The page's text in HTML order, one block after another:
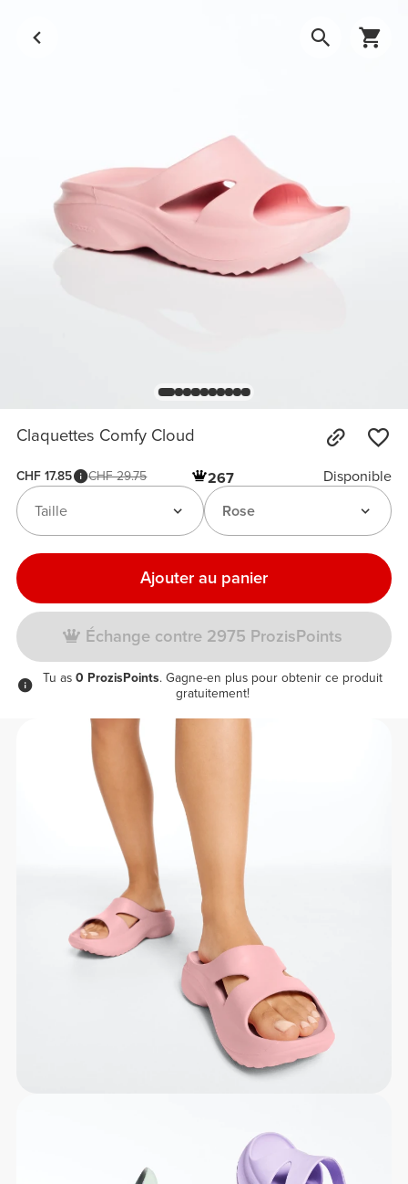
Claquettes Comfy Cloud
CHF 17.85 CHF 29.75 267
Disponible
Rose
Taille
Ajouter au panier
Échange contre 2975 ProzisPoints
Tu as 0 ProzisPoints. Gagne-en plus pour obtenir ce produit
gratuitement!